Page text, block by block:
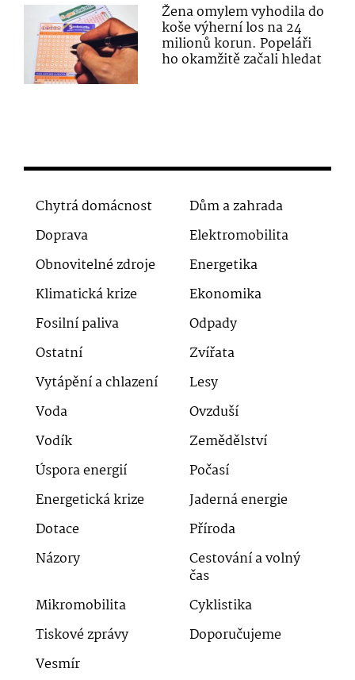
Žena omylem vyhodila do
koše výherní los na 24
milionů korun. Popeláři
ho okamžitě začali hledat
Chytrá domácnost
Dům a zahrada
Doprava
Elektromobilita
Obnovitelné zdroje
Energetika
Klimatická krize
Ekonomika
Fosilní paliva
Odpady
Ostatní
Zvířata
Vytápění a chlazení
Lesy
Voda
Ovzduší
Vodík
Zemědělství
Úspora energií
Počasí
Energetická krize
Jaderná energie
Dotace
Příroda
Názory
Cestování a volný
čas
Mikromobilita
Cyklistika
Tiskové zprávy
Doporučujeme
Vesmír